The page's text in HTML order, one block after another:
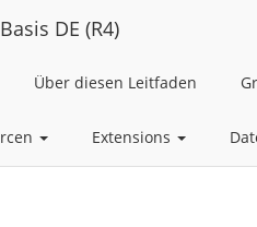
DE (R4)
Über diesen Leitfaden
Extensions